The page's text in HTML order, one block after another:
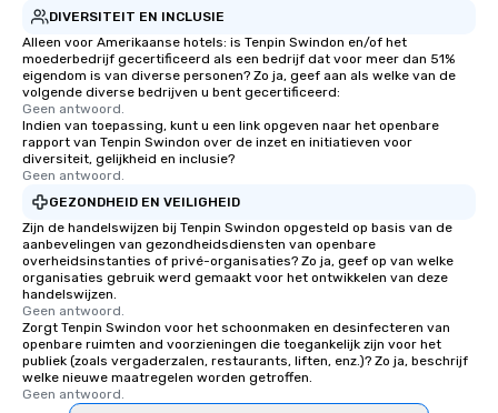
DIVERSITEIT EN INCLUSIE
Alleen voor Amerikaanse hotels: is Tenpin Swindon en/of het
moederbedrijf gecertificeerd als een bedrijf dat voor meer dan 51%
eigendom is van diverse personen? Zo ja, geef aan als welke van de
volgende diverse bedrijven u bent gecertificeerd:
Geen antwoord.
Indien van toepassing, kunt u een link opgeven naar het openbare
rapport van Tenpin Swindon over de inzet en initiatieven voor
diversiteit, gelijkheid en inclusie?
Geen antwoord.
GEZONDHEID EN VEILIGHEID
Zijn de handelswijzen bij Tenpin Swindon opgesteld op basis van de
aanbevelingen van gezondheidsdiensten van openbare
overheidsinstanties of privé-organisaties? Zo ja, geef op van welke
organisaties gebruik werd gemaakt voor het ontwikkelen van deze
handelswijzen.
Geen antwoord.
Zorgt Tenpin Swindon voor het schoonmaken en desinfecteren van
openbare ruimten and voorzieningen die toegankelijk zijn voor het
publiek (zoals vergaderzalen, restaurants, liften, enz.)? Zo ja, beschrijf
welke nieuwe maatregelen worden getroffen.
Geen antwoord.